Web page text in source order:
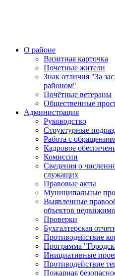
О районе
Визитная карточка
Почетные жители
Знак отличия "За
районом"
Почётные ветераны
Общественные
Администрация
Руководство
Структурные
Работа с
Кадровое
Комиссии
Сведения о
служащих
Правовые акты
Муниципальные
Выявленные
объектов
Проверки
Бухгалтерская
Противодействие
Программа
Инициативные
Противодействие
Пожарная